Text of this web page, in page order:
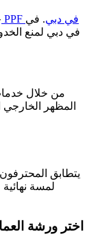
أفضل PPF في دبي. في
من خلال
المظهر
يتطابق
لمسة
اختر ورشة